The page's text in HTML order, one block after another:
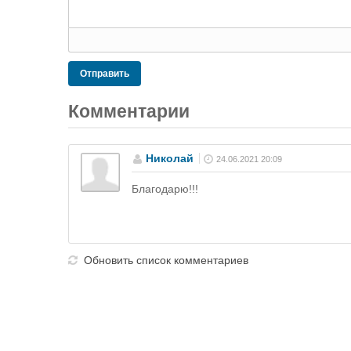
Отправить
Комментарии
Николай 24.06.2021 20:09
Благодарю!!!
Обновить список комментариев